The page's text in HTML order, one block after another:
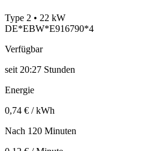
Type 2 • 22 kW
DE*EBW*E916790*4
Verfügbar
seit 20:27 Stunden
Energie
0,74 € / kWh
Nach 120 Minuten